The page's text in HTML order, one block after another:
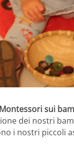
sui
dei nostri
i nostri piccoli